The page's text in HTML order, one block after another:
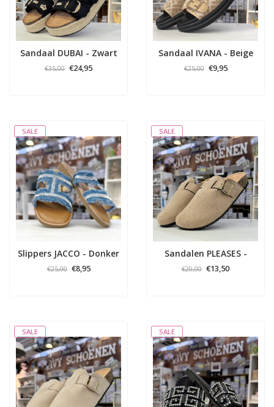
Sandaal DUBAI - Zwart
€35,00 €24,95
Sandaal IVANA - Beige
€25,00 €9,95
SALE
Slippers JACCO - Donker
blauw
€25,00 €8,95
SALE
Sandalen PLEASES -
Khaki
€20,00 €13,50
SALE SALE